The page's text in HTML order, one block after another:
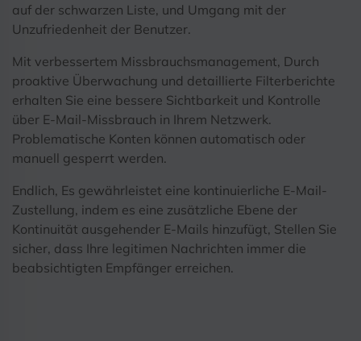
auf der schwarzen Liste, und Umgang mit der
Unzufriedenheit der Benutzer.
Mit verbessertem Missbrauchsmanagement, Durch
proaktive Überwachung und detaillierte Filterberichte
erhalten Sie eine bessere Sichtbarkeit und Kontrolle
über E-Mail-Missbrauch in Ihrem Netzwerk.
Problematische Konten können automatisch oder
manuell gesperrt werden.
Endlich, Es gewährleistet eine kontinuierliche E-Mail-
Zustellung, indem es eine zusätzliche Ebene der
Kontinuität ausgehender E-Mails hinzufügt, Stellen Sie
sicher, dass Ihre legitimen Nachrichten immer die
beabsichtigten Empfänger erreichen.